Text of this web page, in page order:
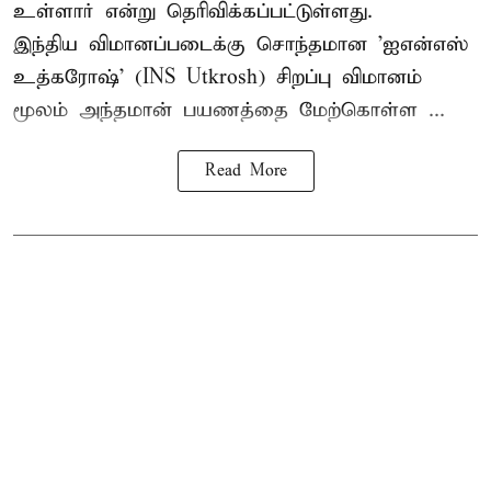
உள்ளார் என்று தெரிவிக்கப்பட்டுள்ளது.
இந்திய விமானப்படைக்கு சொந்தமான 'ஐஎன்எஸ்
உத்கரோஷ்' (INS Utkrosh) சிறப்பு விமானம்
மூலம் அந்தமான் பயணத்தை மேற்கொள்ள ...
Read More